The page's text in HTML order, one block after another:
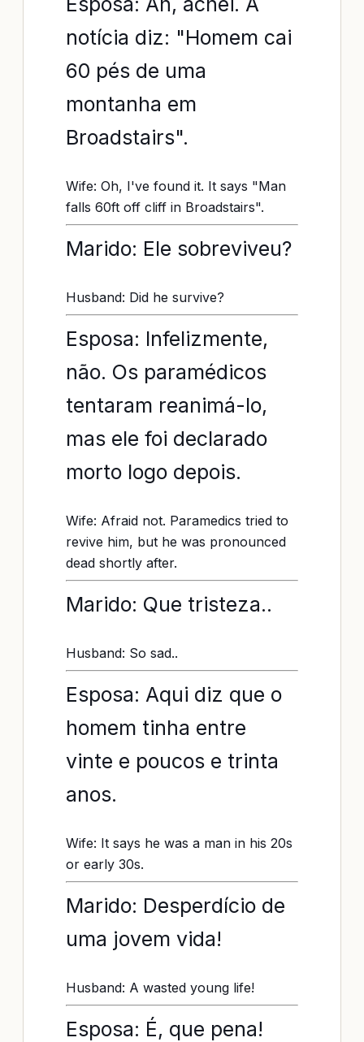
notícia diz: "Homem cai
60 pés de uma
montanha em
Broadstairs".
Wife: Oh, I've found it. It says "Man
falls 60ft off cliff in Broadstairs".
Marido: Ele sobreviveu?
Husband: Did he survive?
Esposa: Infelizmente,
não. Os paramédicos
tentaram reanimá-lo,
mas ele foi declarado
morto logo depois.
Wife: Afraid not. Paramedics tried to
revive him, but he was pronounced
dead shortly after.
Marido: Que tristeza..
Husband: So sad..
Esposa: Aqui diz que o
homem tinha entre
vinte e poucos e trinta
anos.
Wife: It says he was a man in his 20s
or early 30s.
Marido: Desperdício de
uma jovem vida!
Husband: A wasted young life!
Esposa: É, que pena!